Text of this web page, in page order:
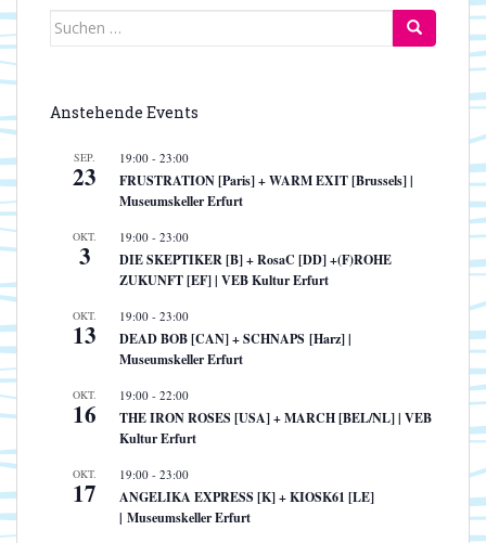
Suchen
Anstehende Events
SEP.
23
19:00 - 23:00
FRUSTRATION [Paris] + WARM EXIT [Brussels] |
Museumskeller Erfurt
OKT.
3
19:00 - 23:00
DIE SKEPTIKER [B] + RosaC [DD] +(F)ROHE
ZUKUNFT [EF] | VEB Kultur Erfurt
OKT.
13
19:00 - 23:00
DEAD BOB [CAN] + SCHNAPS [Harz] |
Museumskeller Erfurt
OKT.
16
19:00 - 22:00
THE IRON ROSES [USA] + MARCH [BEL/NL] | VEB
Kultur Erfurt
OKT.
17
19:00 - 23:00
ANGELIKA EXPRESS [K] + KIOSK61 [LE]
| Museumskeller Erfurt